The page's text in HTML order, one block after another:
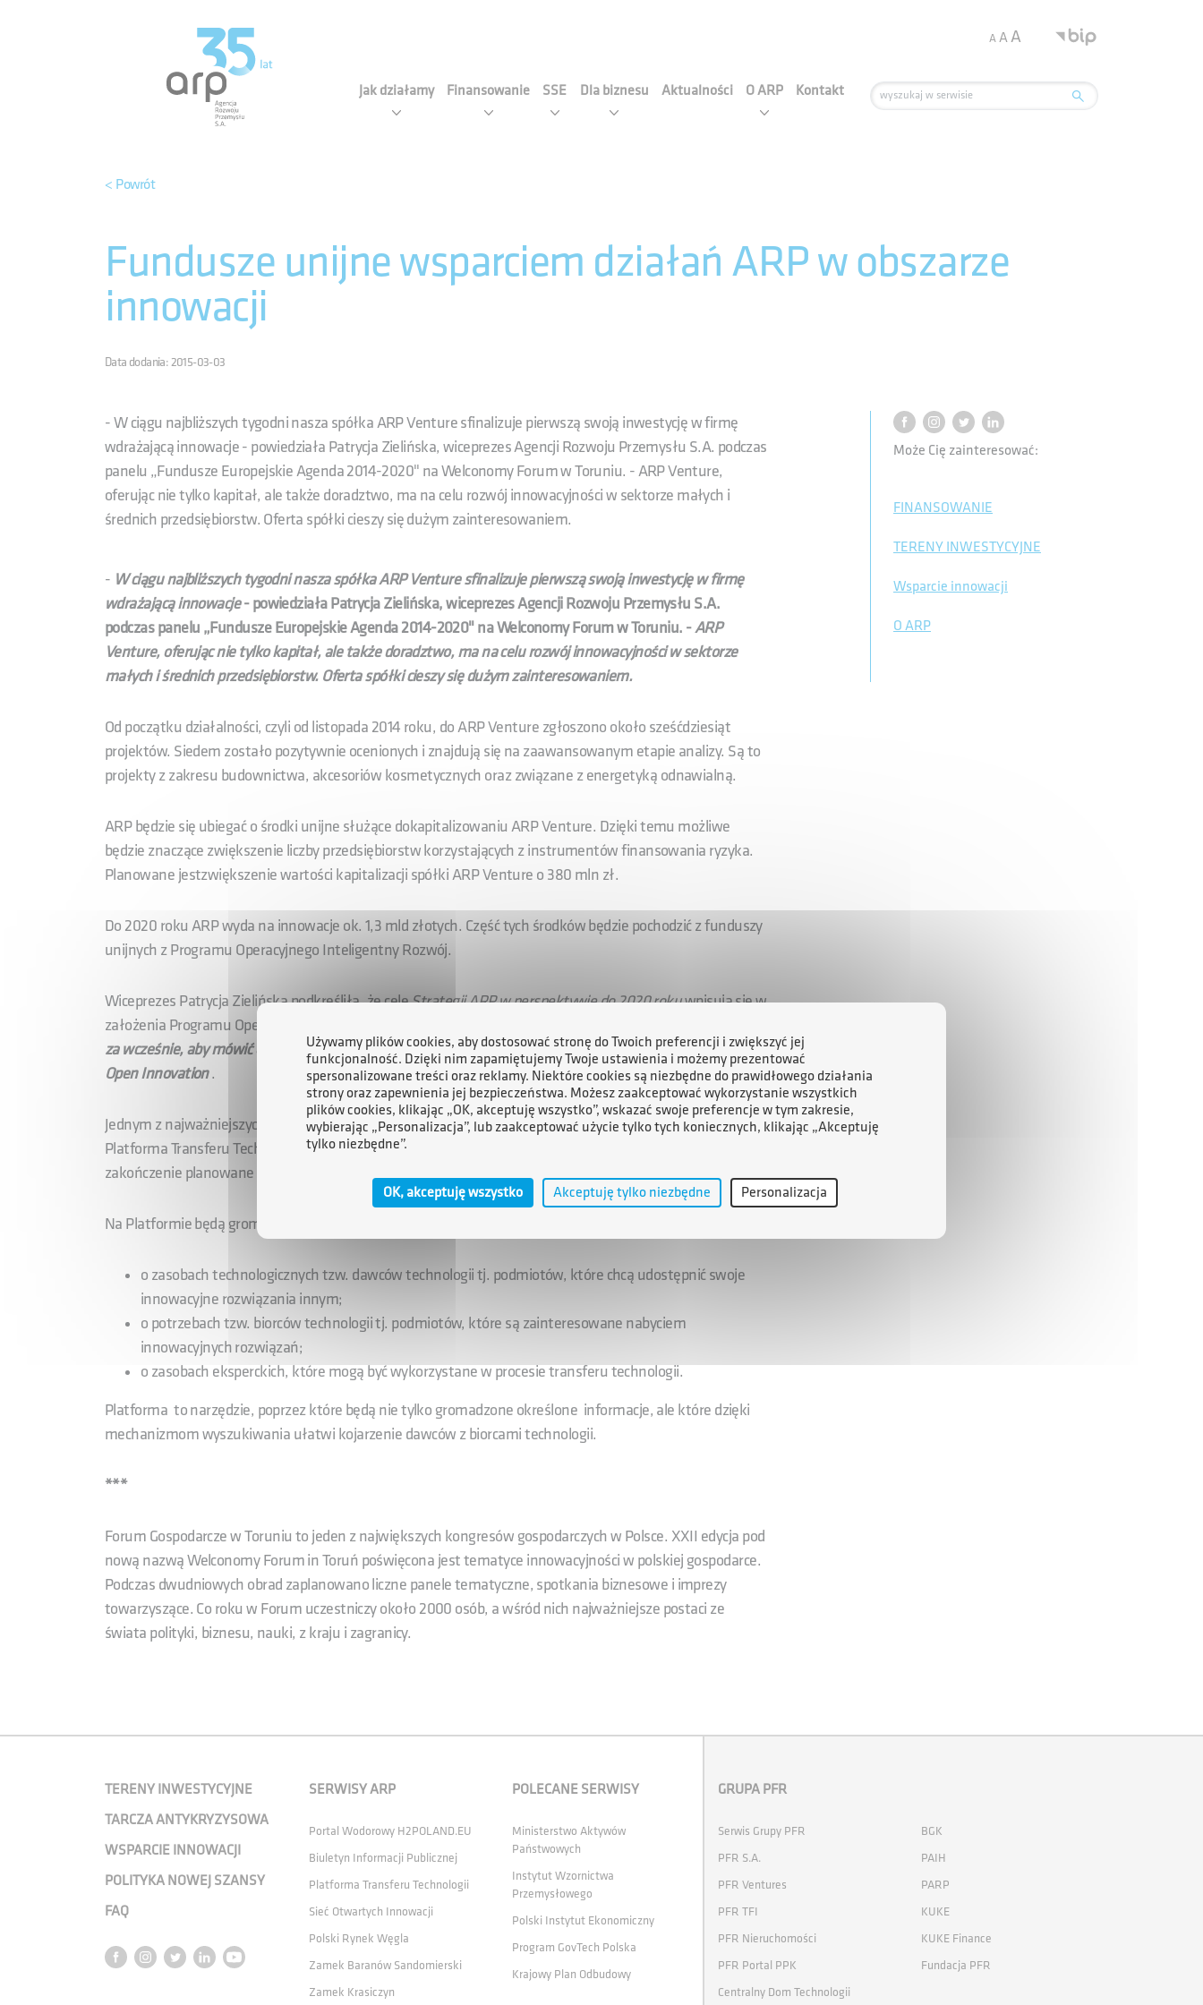
Jak działamy Finansowanie SSE Dla biznesu Aktualności O ARP Kontakt
AAA
< Powrót
Fundusze unijne wsparciem działań ARP w obszarze
innowacji
Data dodania: 2015-03-03
- W ciągu najbliższych tygodni nasza spółka ARP Venture sfinalizuje pierwszą swoją inwestycję w firmę
wdrażającą innowacje - powiedziała Patrycja Zielińska, wiceprezes Agencji Rozwoju Przemysłu S.A. podczas
panelu „Fundusze Europejskie Agenda 2014-2020" na Welconomy Forum w Toruniu. - ARP Venture,
oferując nie tylko kapitał, ale także doradztwo, ma na celu rozwój innowacyjności w sektorze małych i
średnich przedsiębiorstw. Oferta spółki cieszy się dużym zainteresowaniem.
- W ciągu najbliższych tygodni nasza spółka ARP Venture sfinalizuje pierwszą swoją inwestycję w firmę
wdrażającą innowacje- powiedziała Patrycja Zielińska, wiceprezes Agencji Rozwoju Przemysłu S.A.
podczas panelu „Fundusze Europejskie Agenda 2014-2020" na Welconomy Forum w Toruniu. -ARP
Venture, oferując nie tylko kapitał, ale także doradztwo, ma na celu rozwój innowacyjności w sektorze
małych i średnich przedsiębiorstw. Oferta spółki cieszy się dużym zainteresowaniem.
Od początku działalności, czyli od listopada 2014 roku, do ARP Venture zgłoszono około sześćdziesiąt
projektów. Siedem zostało pozytywnie ocenionych i znajdują się na zaawansowanym etapie analizy. Są to
projekty z zakresu budownictwa, akcesoriów kosmetycznych oraz związane z energetyką odnawialną.
ARP będzie się ubiegać o środki unijne służące dokapitalizowaniu ARP Venture. Dzięki temu możliwe
będzie znaczące zwiększenie liczby przedsiębiorstw korzystających z instrumentów finansowania ryzyka.
Planowane jestzwiększenie wartości kapitalizacji spółki ARP Venture o 380 mln zł.
Do 2020 roku ARP wyda na innowacje ok. 1,3 mld złotych. Część tych środków będzie pochodzić z funduszy
unijnych z Programu Operacyjnego Inteligentny Rozwój.
Wiceprezes Patrycja Zielińska podkreśliła, że celeStrategii ARP w perspektywie do 2020 rokuwpisują się w
założenia Programu Operacyjnego Inteligentny Rozwój:
za wcześnie, aby mówić o szczegółach. Chcemy je przeznaczyć na wsparcie transferu innowacji w formule
Open Innovation.
Jednym z najważniejszych narzędzi ARP, służącym wdrażaniu mechanizmu Open Innovation jest
Platforma Transferu Technologii. Aktualnie trwają prace nad budową części informatycznej Platformy. Ich
zakończenie planowane jest najpóźniej w maju br.
Na Platformie będą gromadzone dane:
o zasobach technologicznych tzw. dawców technologii tj. podmiotów, które chcą udostępnić swoje
innowacyjne rozwiązania innym;
o potrzebach tzw. biorców technologii tj. podmiotów, które są zainteresowane nabyciem
innowacyjnych rozwiązań;
o zasobach eksperckich, które mogą być wykorzystane w procesie transferu technologii.
Platforma to narzędzie, poprzez które będą nie tylko gromadzone określone informacje, ale które dzięki
mechanizmom wyszukiwania ułatwi kojarzenie dawców z biorcami technologii.
***
Forum Gospodarcze w Toruniu to jeden z największych kongresów gospodarczych w Polsce. XXII edycja pod
nową nazwą Welconomy Forum in Toruń poświęcona jest tematyce innowacyjności w polskiej gospodarce.
Podczas dwudniowych obrad zaplanowano liczne panele tematyczne, spotkania biznesowe i imprezy
towarzyszące. Co roku w Forum uczestniczy około 2000 osób, a wśród nich najważniejsze postaci ze
świata polityki, biznesu, nauki, z kraju i zagranicy.
Może Cię zainteresować:
FINANSOWANIE
TERENY INWESTYCYJNE
Wsparcie innowacji
O ARP
TERENY INWESTYCYJNE
TARCZA ANTYKRYZYSOWA
WSPARCIE INNOWACJI
POLITYKA NOWEJ SZANSY
FAQ
SERWISY ARP
Portal Wodorowy H2POLAND.EU
Biuletyn Informacji Publicznej
Platforma Transferu Technologii
Sieć Otwartych Innowacji
Polski Rynek Węgla
Zamek Baranów Sandomierski
Zamek Krasiczyn
POLECANE SERWISY
Ministerstwo Aktywów
Państwowych
Instytut Wzornictwa
Przemysłowego
Polski Instytut Ekonomiczny
Program GovTech Polska
Krajowy Plan Odbudowy
GRUPA PFR
Serwis Grupy PFR
PFR S.A.
PFR Ventures
PFR TFI
PFR Nieruchomości
PFR Portal PPK
Centralny Dom Technologii
BGK
PAIH
PARP
KUKE
KUKE Finance
Fundacja PFR
Używamy plików cookies, aby dostosować stronę do Twoich preferencji i zwiększyć jej
funkcjonalność. Dzięki nim zapamiętujemy Twoje ustawienia i możemy prezentować
spersonalizowane treści oraz reklamy. Niektóre cookies są niezbędne do prawidłowego działania
strony oraz zapewnienia jej bezpieczeństwa. Możesz zaakceptować wykorzystanie wszystkich
plików cookies, klikając „OK, akceptuję wszystko”, wskazać swoje preferencje w tym zakresie,
wybierając „Personalizacja”, lub zaakceptować użycie tylko tych koniecznych, klikając „Akceptuję
tylko niezbędne”.
OK, akceptuję wszystko Akceptuję tylko niezbędne Personalizacja